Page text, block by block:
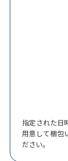
指定された日
用意して梱包
ださい。